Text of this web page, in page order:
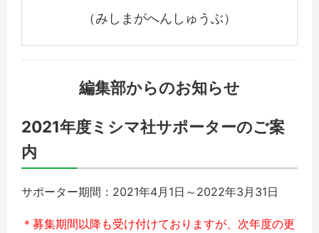
（みしまがへんしゅうぶ）
編集部からのお知らせ
2021年度ミシマ社サポーターのご案
内
サポーター期間：2021年4月1日～2022年3月31日
＊募集期間以降も受け付けておりますが、次年度の更